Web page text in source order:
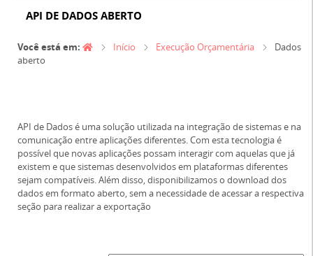
API DE DADOS ABERTO
Você está em: Início Execução Orçamentária
aberto
API de Dados é uma solução utilizada na integração de sistemas e na
comunicação entre aplicações diferentes. Com esta tecnologia é
possível que novas aplicações possam interagir com aquelas que já
existem e que sistemas desenvolvidos em plataformas diferentes
sejam compatíveis. Além disso, disponibilizamos o download dos
dados em formato aberto, sem a necessidade de acessar a respectiva
seção para realizar a exportação